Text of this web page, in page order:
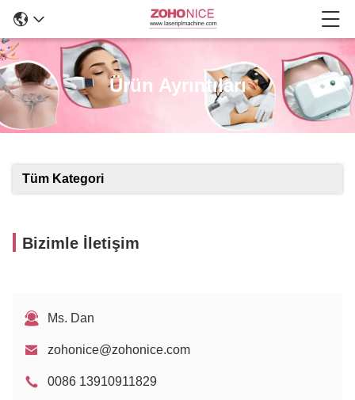
Ürün Ayrıntıları
Tüm Kategori
Bizimle İletişim
Ms. Dan
zohonice@zohonice.com
0086 13910911829